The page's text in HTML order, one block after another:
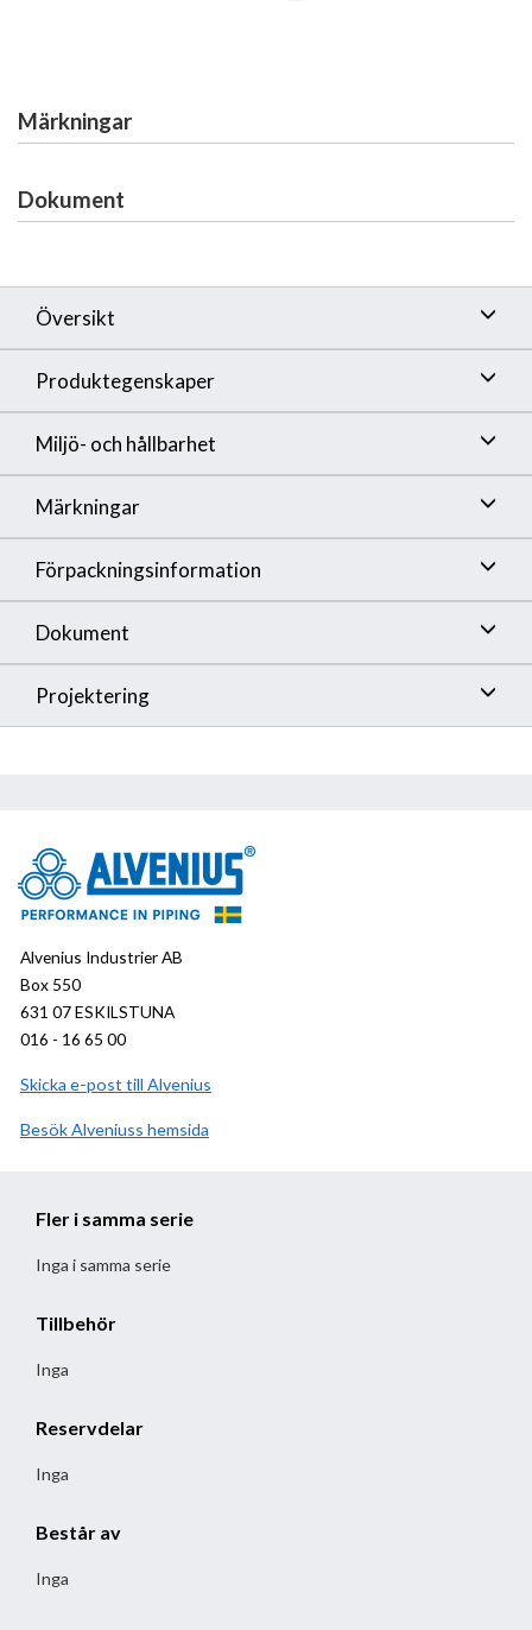
Märkningar
Dokument
Översikt
Produktegenskaper
Miljö- och hållbarhet
Märkningar
Förpackningsinformation
Dokument
Projektering
Alvenius Industrier AB
Box 550
631 07 ESKILSTUNA
016 - 16 65 00
Skicka e-post till Alvenius
BesökAlvenius hemsida
Fler i samma serie
Inga i samma serie
Tillbehör
Inga
Reservdelar
Inga
Består av
Inga